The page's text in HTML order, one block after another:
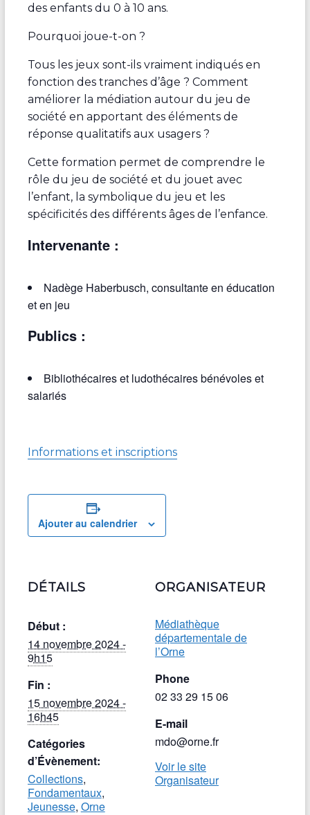
des enfants du 0 à 10 ans.
Pourquoi joue-t-on ?
Tous les jeux sont-ils vraiment indiqués en
fonction des tranches d’âge ? Comment
améliorer la médiation autour du jeu de
société en apportant des éléments de
réponse qualitatifs aux usagers ?
Cette formation permet de comprendre le
rôle du jeu de société et du jouet avec
l’enfant, la symbolique du jeu et les
spécificités des différents âges de l’enfance.
Intervenante :
Nadège Haberbusch, consultante en éducation
et en jeu
Publics :
Bibliothécaires et ludothécaires bénévoles et
salariés
Informations et inscriptions
Ajouter au calendrier
DÉTAILS
Début :
14 novembre 2024 -
9h15
Fin :
15 novembre 2024 -
16h45
Catégories
d’Évènement:
Collections,
Fondamentaux,
Jeunesse, Orne
ORGANISATEUR
Médiathèque
départementale de
l’Orne
Phone
02 33 29 15 06
E-mail
mdo@orne.fr
Voir le site
Organisateur